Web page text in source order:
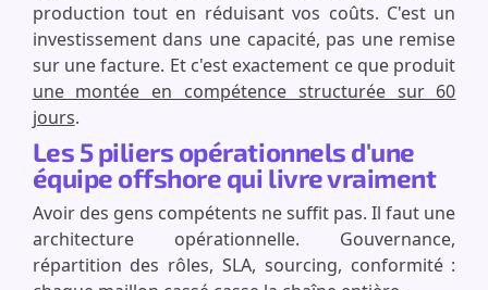
production tout en réduisant vos coûts. C'est un
investissement dans une capacité, pas une remise
sur une facture. Et c'est exactement ce que produit
une montée en compétence structurée sur 60
jours.
Les 5 piliers opérationnels d'une
équipe offshore qui livre vraiment
Avoir des gens compétents ne suffit pas. Il faut une
architecture opérationnelle. Gouvernance,
répartition des rôles, SLA, sourcing, conformité :